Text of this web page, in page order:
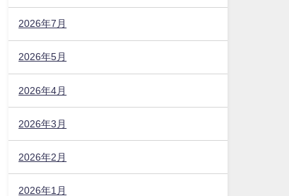
2026年7月
2026年5月
2026年4月
2026年3月
2026年2月
2026年1月